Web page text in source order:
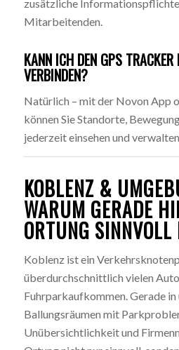
zusätzliche
Mitarbeitenden.
KANN ICH DEN GPS
VERBINDEN?
Natürlich – mit der Novon App
können Sie Standorte,
jederzeit einsehen und
KOBLENZ &
WARUM GERADE
ORTUNG
Koblenz ist ein
überdurchschnittlich vielen
Fuhrparkaufkommen. Gerade in
Ballungsräumen mit
Unübersichtlichkeit und